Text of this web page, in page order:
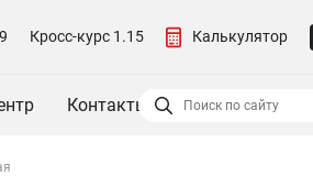
Кросс-курс 1.15 Калькулятор
Контакты